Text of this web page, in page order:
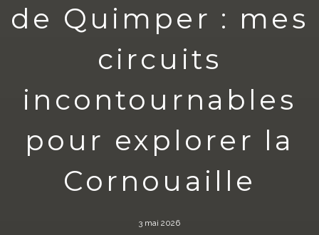
de Quimper : mes
circuits
incontournables
pour explorer la
Cornouaille
3 mai 2026